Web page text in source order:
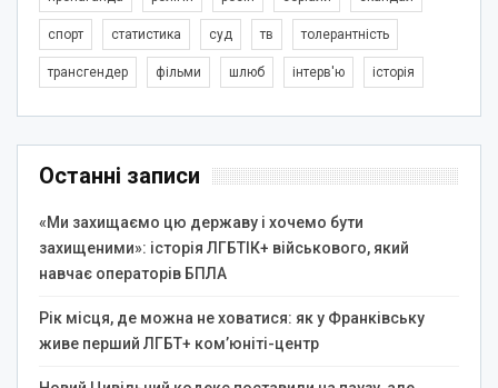
спорт статистика суд тв толерантність
трансгендер фільми шлюб інтерв'ю історія
Останні записи
«Ми захищаємо цю державу і хочемо бути
захищеними»: історія ЛГБТІК+ військового, який
навчає операторів БПЛА
Рік місця, де можна не ховатися: як у Франківську
живе перший ЛГБТ+ ком’юніті-центр